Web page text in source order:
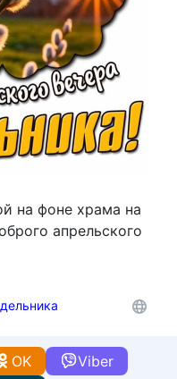
на фоне храма на
апрельского
Viber
OK